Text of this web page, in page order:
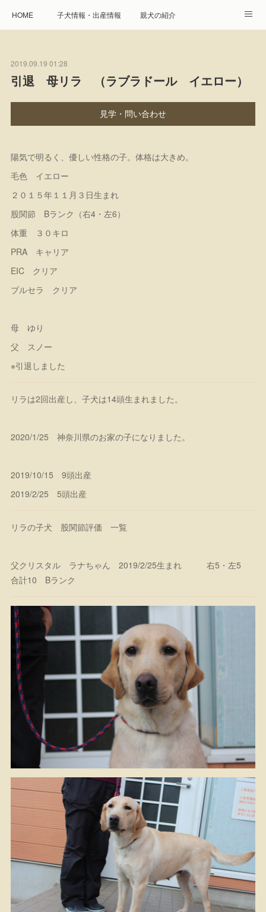
HOME 子犬情報・出産情報 親犬の紹介
遺伝疾患への取り組み
プレジール親睦会 特定商取引に基づく表記
2019.09.19 01:28
引退 母リラ （ラブラドール イエロー）
見学・問い合わせ
陽気で明るく、優しい性格の子。体格は大きめ。
毛色 イエロー
２０１５年１１月３日生まれ
股関節 Bランク（右4・左6）
体重 ３０キロ
PRA キャリア
EIC クリア
ブルセラ クリア
母 ゆり
父 スノー
※引退しました
リラは2回出産し、子犬は14頭生まれました。
2020/1/25 神奈川県のお家の子になりました。
2019/10/15 9頭出産
2019/2/25 5頭出産
リラの子犬 股関節評価 一覧
父クリスタル ラナちゃん 2019/2/25生まれ 右5・左5
合計10 Bランク